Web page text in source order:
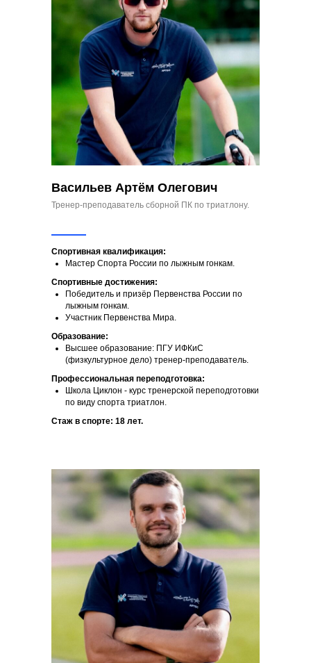
Васильев Артём Олегович
Тренер-преподаватель сборной ПК по триатлону.
Спортивная квалификация:
Мастер Спорта России по лыжным гонкам.
Спортивные достижения:
Победитель и призёр Первенства России по
лыжным гонкам.
Участник Первенства Мира.
Образование:
Высшее образование: ПГУ ИФКиС
(физкультурное дело) тренер-преподаватель.
Профессиональная переподготовка:
Школа Циклон - курс тренерской переподготовки
по виду спорта триатлон.
Стаж в спорте: 18 лет.